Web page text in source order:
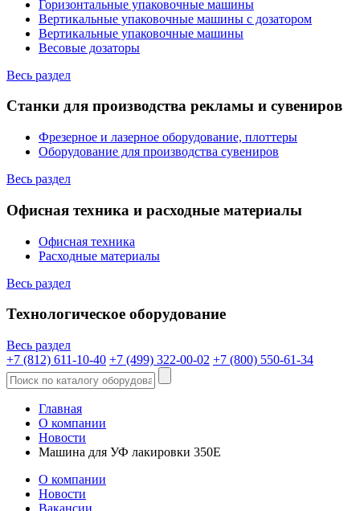
Горизонтальные упаковочные машины
Вертикальные упаковочные машины с дозатором
Вертикальные упаковочные машины
Весовые дозаторы
Весь раздел
Станки для производства рекламы и сувениров
Фрезерное и лазерное оборудование, плоттеры
Оборудование для производства сувениров
Весь раздел
Офисная техника и расходные материалы
Офисная техника
Расходные материалы
Весь раздел
Технологическое оборудование
Весь раздел
+7 (812) 611-10-40 +7 (499) 322-00-02 +7 (800) 550-61-34
Главная
О компании
Новости
Машина для УФ лакировки 350E
О компании
Новости
Вакансии